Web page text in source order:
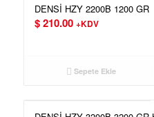
DENSİ HZY 2200B 1200 GR
$210.00 +KDV
Sepete Ekle